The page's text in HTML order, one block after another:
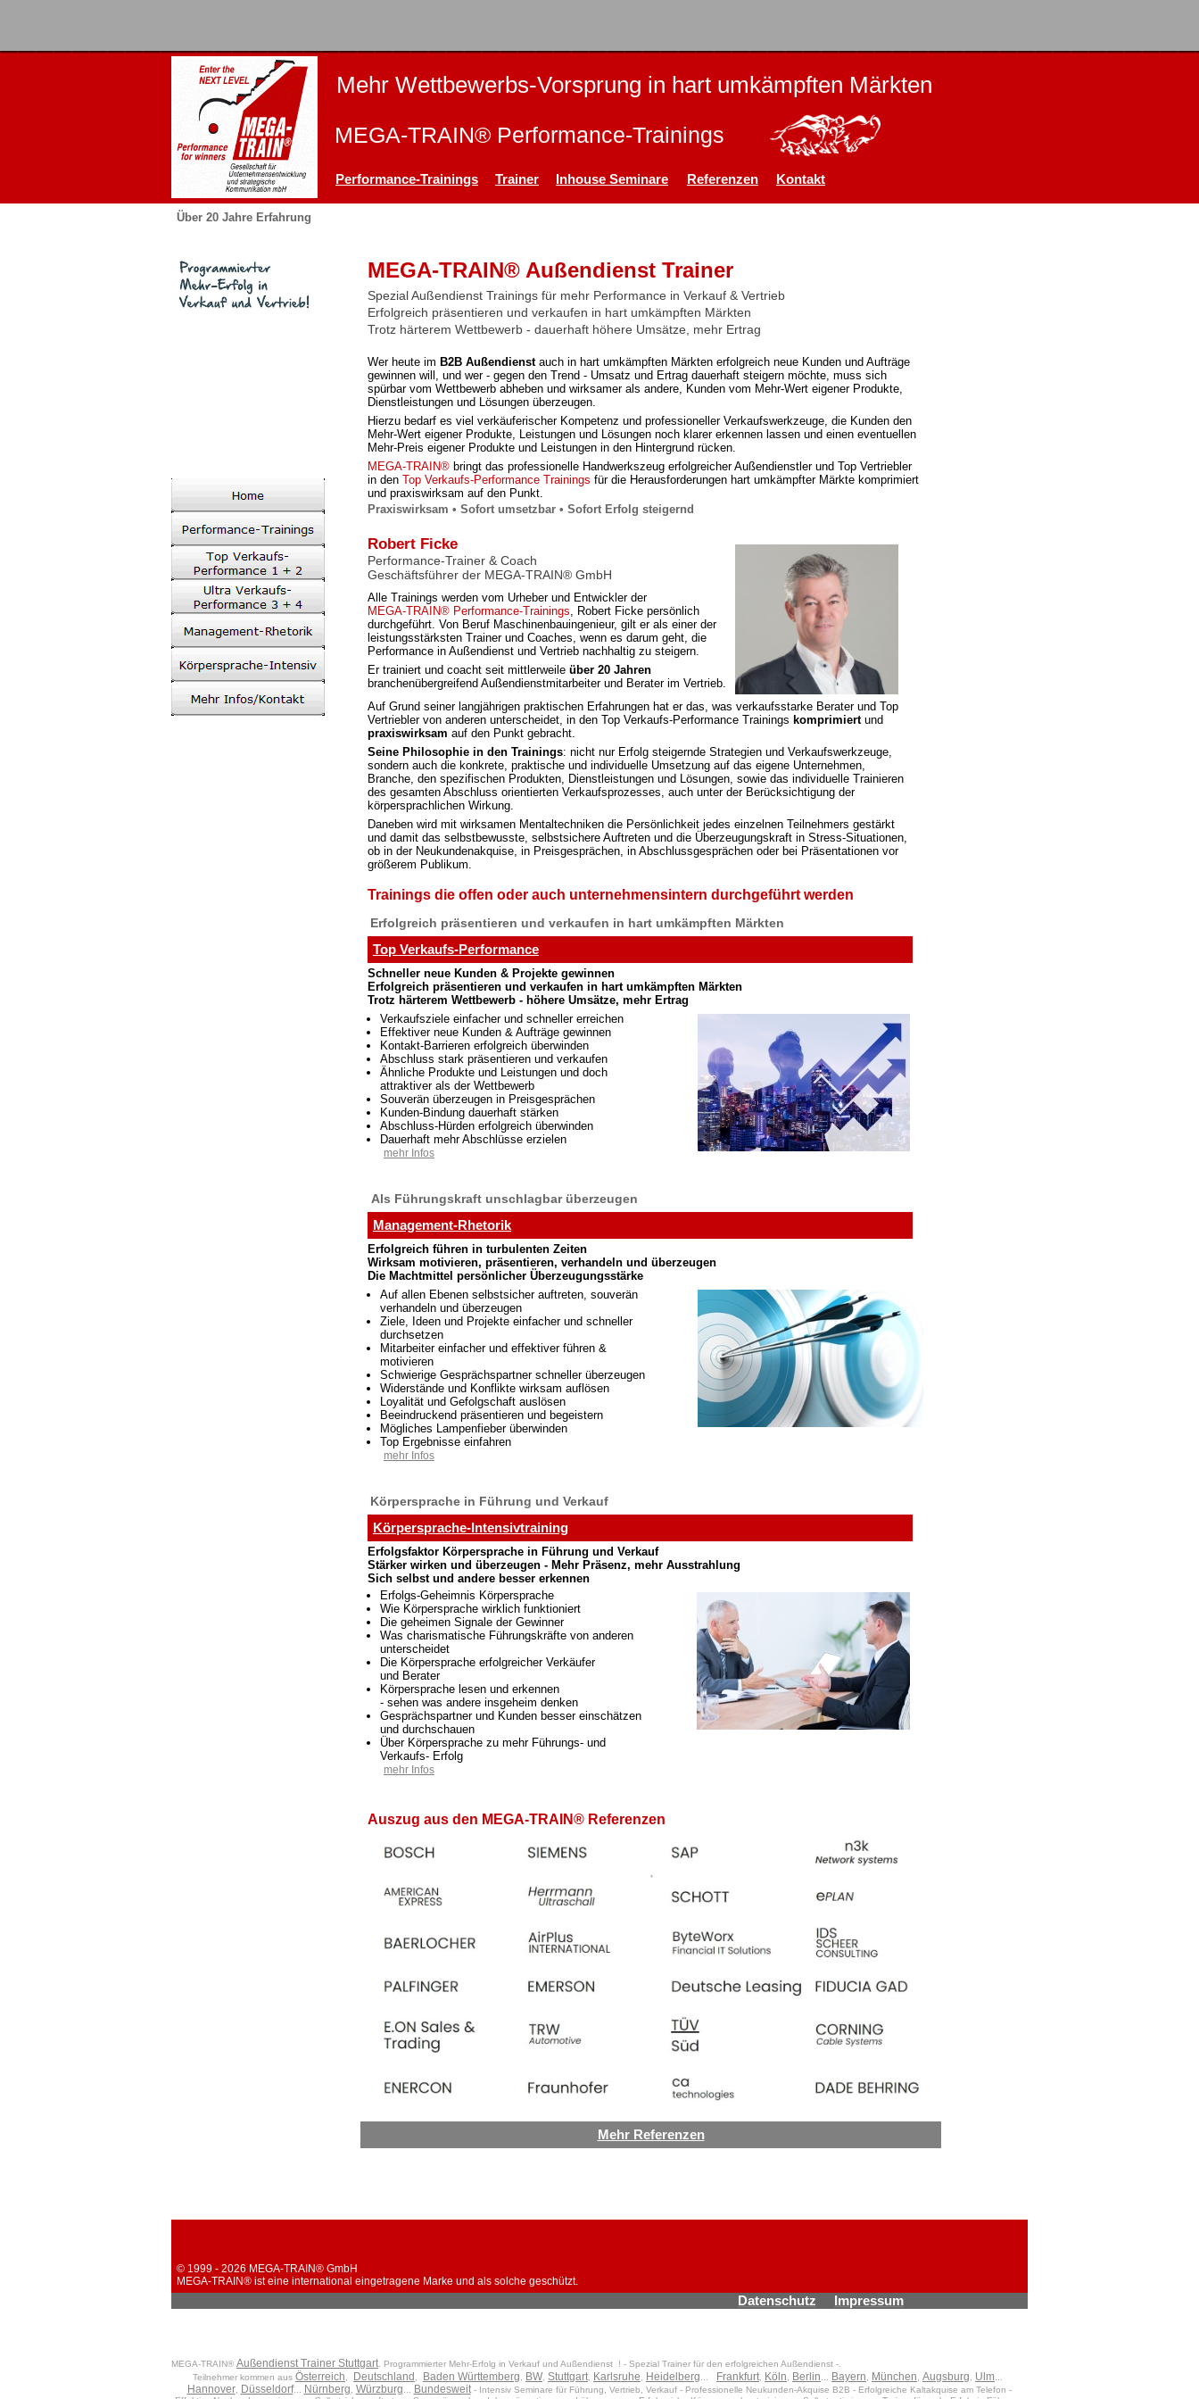
Mehr Wettbewerbs-Vorsprung in hart umkämpften Märkten
MEGA-TRAIN® Performance-Trainings
Performance-Trainings Trainer Inhouse Seminare Referenzen Kontakt
Über 20 Jahre Erfahrung
MEGA-TRAIN® Außendienst Trainer
Spezial Außendienst Trainings für mehr Performance in Verkauf & Vertrieb
Erfolgreich präsentieren und verkaufen in hart umkämpften Märkten
Trotz härterem Wettbewerb - dauerhaft höhere Umsätze, mehr Ertrag
Wer heute im B2B Außendienstauch in hart umkämpften Märkten erfolgreich neue Kunden und Aufträge
gewinnen will, und wer - gegen den Trend - Umsatz und Ertrag dauerhaft steigern möchte, muss sich
spürbar vom Wettbewerb abheben und wirksamer als andere, Kunden vom Mehr-Wert eigener Produkte,
Dienstleistungen und Lösungen überzeugen.
Hierzu bedarf es viel verkäuferischer Kompetenz und professioneller Verkaufswerkzeuge, die Kunden den
Mehr-Wert eigener Produkte, Leistungen und Lösungen noch klarer erkennen lassen und einen eventuellen
Mehr-Preis eigener Produkte und Leistungen in den Hintergrund rücken.
MEGA-TRAIN® bringt das professionelle Handwerkszeug erfolgreicher Außendienstler und Top Vertriebler
in den Top Verkaufs-Performance Trainings für die Herausforderungen hart umkämpfter Märkte komprimiert
und praxiswirksam auf den Punkt.
Praxiswirksam • Sofort umsetzbar • Sofort Erfolg steigernd
Robert Ficke
Performance-Trainer & Coach
Geschäftsführer der MEGA-TRAIN® GmbH
Alle Trainings werden vom Urheber und Entwickler der
MEGA-TRAIN® Performance-Trainings, Robert Ficke persönlich
durchgeführt. Von Beruf Maschinenbauingenieur, gilt er als einer der
leistungsstärksten Trainer und Coaches, wenn es darum geht, die
Performance in Außendienst und Vertrieb nachhaltig zu steigern.
Er trainiert und coacht seit mittlerweile über 20 Jahren
branchenübergreifend Außendienstmitarbeiter und Berater im Vertrieb.
Auf Grund seiner langjährigen praktischen Erfahrungen hat er das, was verkaufsstarke Berater und Top
Vertriebler von anderen unterscheidet, in den Top Verkaufs-Performance Trainings komprimiertund
praxiswirksam auf den Punkt gebracht.
Seine Philosophie in den Trainings: nicht nur Erfolg steigernde Strategien und Verkaufswerkzeuge,
sondern auch die konkrete, praktische und individuelle Umsetzung auf das eigene Unternehmen,
Branche, den spezifischen Produkten, Dienstleistungen und Lösungen, sowie das individuelle Trainieren
des gesamten Abschluss orientierten Verkaufsprozesses, auch unter der Berücksichtigung der
körpersprachlichen Wirkung.
Daneben wird mit wirksamen Mentaltechniken die Persönlichkeit jedes einzelnen Teilnehmers gestärkt
und damit das selbstbewusste, selbstsichere Auftreten und die Überzeugungskraft in Stress-Situationen,
ob in der Neukundenakquise, in Preisgesprächen, in Abschlussgesprächen oder bei Präsentationen vor
größerem Publikum.
Trainings die offen oder auch unternehmensintern durchgeführt werden
Erfolgreich präsentieren und verkaufen in hart umkämpften Märkten
Top Verkaufs-Performance
Schneller neue Kunden & Projekte gewinnen
Erfolgreich präsentieren und verkaufen in hart umkämpften Märkten
Trotz härterem Wettbewerb - höhere Umsätze, mehr Ertrag
Verkaufsziele einfacher und schneller erreichen
Effektiver neue Kunden & Aufträge gewinnen
Kontakt-Barrieren erfolgreich überwinden
Abschluss stark präsentieren und verkaufen
Ähnliche Produkte und Leistungen und doch
attraktiver als der Wettbewerb
Souverän überzeugen in Preisgesprächen
Kunden-Bindung dauerhaft stärken
Abschluss-Hürden erfolgreich überwinden
Dauerhaft mehr Abschlüsse erzielen
mehr Infos
Als Führungskraft unschlagbar überzeugen
Management-Rhetorik
Erfolgreich führen in turbulenten Zeiten
Wirksam motivieren, präsentieren, verhandeln und überzeugen
Die Machtmittel persönlicher Überzeugungsstärke
Auf allen Ebenen selbstsicher auftreten, souverän
verhandeln und überzeugen
Ziele, Ideen und Projekte einfacher und schneller
durchsetzen
Mitarbeiter einfacher und effektiver führen &
motivieren
Schwierige Gesprächspartner schneller überzeugen
Widerstände und Konflikte wirksam auflösen
Loyalität und Gefolgschaft auslösen
Beeindruckend präsentieren und begeistern
Mögliches Lampenfieber überwinden
Top Ergebnisse einfahren
mehr Infos
Körpersprache in Führung und Verkauf
Körpersprache-Intensivtraining
Erfolgsfaktor Körpersprache in Führung und Verkauf
Stärker wirken und überzeugen - Mehr Präsenz, mehr Ausstrahlung
Sich selbst und andere besser erkennen
Erfolgs-Geheimnis Körpersprache
Wie Körpersprache wirklich funktioniert
Die geheimen Signale der Gewinner
Was charismatische Führungskräfte von anderen
unterscheidet
Die Körpersprache erfolgreicher Verkäufer
und Berater
Körpersprache lesen und erkennen
- sehen was andere insgeheim denken
Gesprächspartner und Kunden besser einschätzen
und durchschauen
Über Körpersprache zu mehr Führungs- und
Verkaufs- Erfolg
mehr Infos
Auszug aus den MEGA-TRAIN® Referenzen
Mehr Referenzen
© 1999 - 2026 MEGA-TRAIN® GmbH
MEGA-TRAIN® ist eine international eingetragene Marke und als solche geschützt.
Datenschutz Impressum
MEGA-TRAIN® Außendienst Trainer Stuttgart . Programmierter Mehr-Erfolg in Verkauf und Außendienst ! - Spezial Trainer für den erfolgreichen Außendienst -.
Teilnehmer kommen aus Österreich Deutschland Baden Württemberg BW Stuttgart Karlsruhe Heidelberg Frankfurt Köln Berlin Bayern München Augsburg Ulm
Hannover, Düsseldorf... Nürnberg Würzburg Bundesweit- Intensiv Seminare für Führung, Vertrieb, Verkauf - Professionelle Neukunden-Akquise B2B - Erfolgreiche Kaltakquise am Telefon -